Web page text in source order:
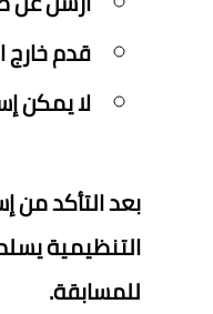
قدم خارج
لا يمكن
بعد التأكد من
التنظيمية
للمسابقة.